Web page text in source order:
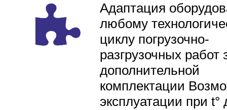
Адаптация
любому
циклу погрузочно-
разгрузочных работ
дополнительной
комплектации
эксплуатации при t°